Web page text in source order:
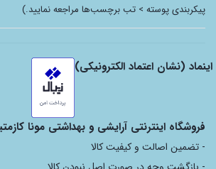
پیکربندی پوسته > تب برچسب‌ها مراجعه نمایید.)
اینماد (نشان اعتماد الکترونیکی)
فروشگاه اینترنتی آرایشی و بهداشتی مونا
- تضمین اصالت و کیفیت کالا